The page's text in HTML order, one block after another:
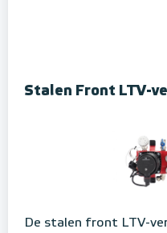
Stalen Front LTV-
De stalen front LTV-